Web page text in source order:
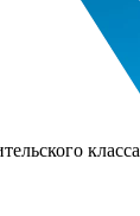
класса